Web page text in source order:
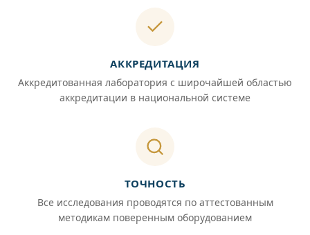
АККРЕДИТАЦИЯ
Аккредитованная лаборатория с широчайшей областью
аккредитации в национальной системе
ТОЧНОСТЬ
Все исследования проводятся по аттестованным
методикам поверенным оборудованием